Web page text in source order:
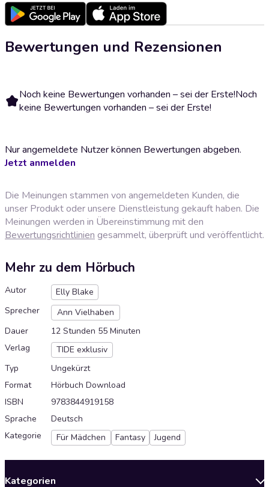
Bewertungen und Rezensionen
Noch keine Bewertungen vorhanden – sei der Erste!Noch
keine Bewertungen vorhanden – sei der Erste!
Nur angemeldete Nutzer können Bewertungen abgeben.
Jetzt anmelden
Die Meinungen stammen von angemeldeten Kunden, die
unser Produkt oder unsere Dienstleistung gekauft haben. Die
Meinungen werden in Übereinstimmung mit den
Bewertungsrichtlinien gesammelt, überprüft und veröffentlicht.
Mehr zu dem Hörbuch
Autor
Elly Blake
Sprecher
Ann Vielhaben
Dauer
12 Stunden 55 Minuten
Verlag
TIDE exklusiv
Typ
Ungekürzt
Format
Hörbuch Download
ISBN
9783844919158
Sprache
Deutsch
Kategorie
Für Mädchen Fantasy Jugend
Kategorien